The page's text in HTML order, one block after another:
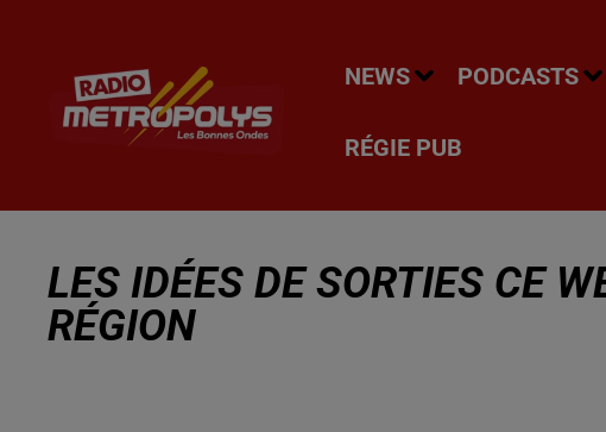
NEWS PODCASTS
RÉGIE PUB
LES IDÉES DE SORTIES CE
RÉGION